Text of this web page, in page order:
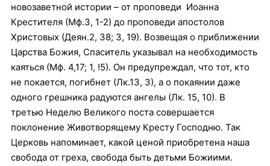
новозаветной истории – от проповеди Иоанна
Крестителя (Мф.3, 1-2) до проповеди апостолов
Христовых (Деян.2, 38; 3, 19). Возвещая о приближении
Царства Божия, Спаситель указывал на необходимость
каяться (Мф. 4,17; 1, !5). Он предупреждал, что тот, кто
не покается, погибнет (Лк.13, 3), а о покаянии даже
одного грешника радуются ангелы (Лк. 15, 10). В
третью Неделю Великого поста совершается
поклонение Животворящему Кресту Господню. Так
Церковь напоминает, какой ценой приобретена наша
свобода от греха, свобода быть детьми Божиими.